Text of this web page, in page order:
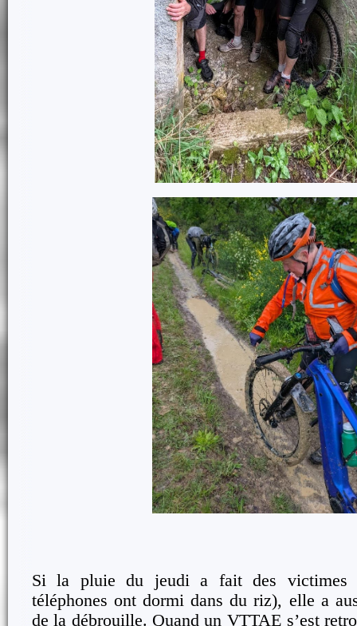
Si la pluie du jeudi a fait des victimes
téléphones ont dormi dans du riz), elle a
de la débrouille. Quand un VTTAE s’est